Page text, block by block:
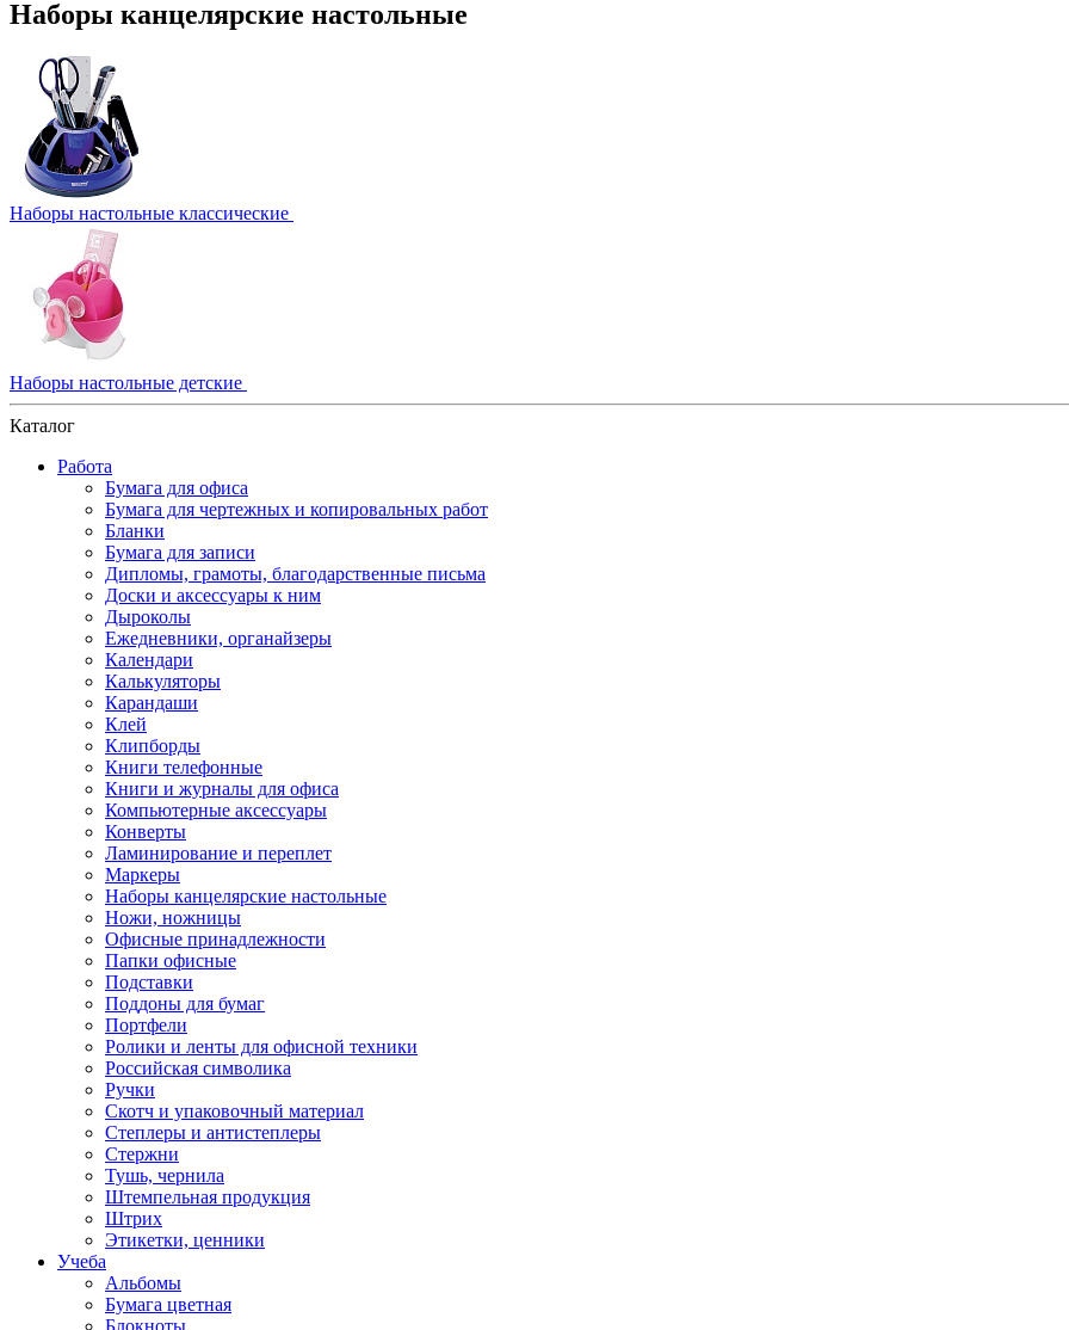
Наборы канцелярские настольные
Наборы настольные классические
Наборы настольные детские
Каталог
Работа
Бумага для офиса
Бумага для чертежных и копировальных работ
Бланки
Бумага для записи
Дипломы, грамоты, благодарственные письма
Доски и аксессуары к ним
Дыроколы
Ежедневники, органайзеры
Календари
Калькуляторы
Карандаши
Клей
Клипборды
Книги телефонные
Книги и журналы для офиса
Компьютерные аксессуары
Конверты
Ламинирование и переплет
Маркеры
Наборы канцелярские настольные
Ножи, ножницы
Офисные принадлежности
Папки офисные
Подставки
Поддоны для бумаг
Портфели
Ролики и ленты для офисной техники
Российская символика
Ручки
Скотч и упаковочный материал
Степлеры и антистеплеры
Стержни
Тушь, чернила
Штемпельная продукция
Штрих
Этикетки, ценники
Учеба
Альбомы
Бумага цветная
Блокноты